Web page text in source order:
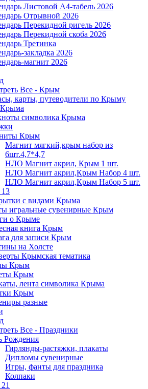
Листовой А4-табель 2026
Отрывной 2026
Перекидной ригель 2026
Перекидной скоба 2026
Третинка
закладка 2026
магнит 2026
Все - Крым
карты, путеводители по Крыму
символика Крыма
Крым
Магнит мягкий,крым набор из
6шт.4,7*4,7
НЛО Магнит акрил, Крым 1 шт.
НЛО Магнит акрил,Крым Набор 4 шт.
НЛО Магнит акрил,Крым Набор 5 шт.
с видами Крыма
игральные сувенирные Крым
о Крыме
книга Крым
для записи Крым
на Холсте
Крымская тематика
Крым
Крым
лента символика Крыма
Крым
разные
Все - Праздники
Рождения
Гирлянды-растяжки, плакаты
Дипломы сувенирные
Игры, фанты для праздника
Колпаки